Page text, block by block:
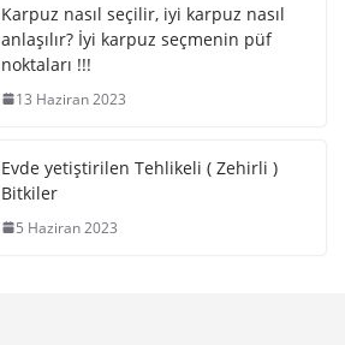
Karpuz nasıl seçilir, iyi karpuz nasıl
anlaşılır? İyi karpuz seçmenin püf
noktaları !!!
13 Haziran 2023
Evde yetiştirilen Tehlikeli ( Zehirli )
Bitkiler
5 Haziran 2023